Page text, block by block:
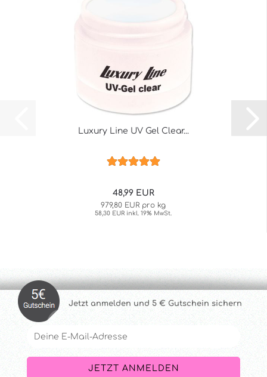
Luxury Line UV Gel Clear...
48,99 EUR
979,80 EUR pro kg
58,30 EUR inkl. 19% MwSt.
Jetzt anmelden und 5 € Gutschein sichern